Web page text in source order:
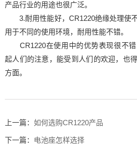
产品行业的用途也很广泛。
3.耐用性能好，CR1220绝缘处理使
用于不同的使用环境，耐用性能不错。
CR1220在使用中的优势表现很不错
起人们的注意，能受到人们的欢迎，也
方面。
上一篇： 如何选购CR1220产品
下一篇： 电池座怎样选择